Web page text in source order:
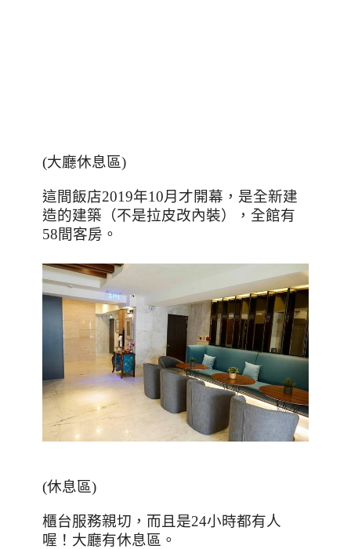
(大廳休息區)
這間飯店2019年10月才開幕，是全新建
造的建築（不是拉皮改內裝），全館有
58間客房。
(休息區)
櫃台服務親切，而且是24小時都有人
喔！大廳有休息區。